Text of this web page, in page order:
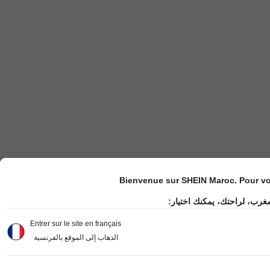
Bienvenue sur SHEIN Maroc. Pour
لراحتك، يمكنك اختيار:
Entrer sur le site en français
الذهاب إلى الموقع بالفرنسية